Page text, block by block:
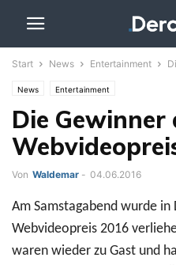
Start News Entertainment
News Entertainment
Die Gewinner
Von Waldemar - 04.06.2016
Am Samstagabend wurde in
Webvideopreis 2016
waren wieder zu Gast und